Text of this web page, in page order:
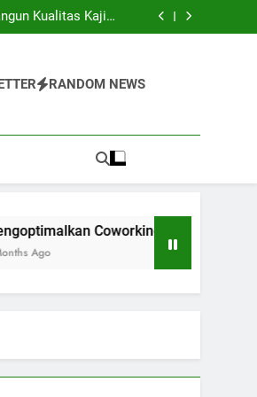
Secara Kolaboratif
Kualitas Kajian
pendidikan
dalam rangka
Secara Kolaboratif
Kualitas Kajian
dalam rangka
RANDOM NEWS
Coworking Space Instansi Pendidikan